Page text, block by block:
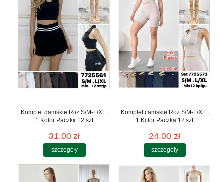
Komplet damskie Roz S/M-L/XL ,
1 Kolor Paczka 12 szt
31.00 zł
szczegóły
Komplet damskie Roz S/M-L/XL ,
1 Kolor Paczka 12 szt
24.00 zł
szczegóły